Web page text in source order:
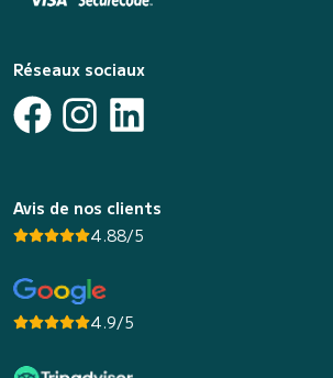
Réseaux sociaux
Avis de nos clients
4.88/5
4.9/5